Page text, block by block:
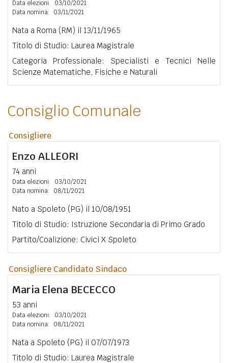
Data elezioni:
03/10/2021
Data nomina:
03/11/2021
Nata a Roma (RM) il 13/11/1965
Titolo di Studio: Laurea Magistrale
Categoria Professionale: Specialisti e Tecnici Nelle
Scienze Matematiche, Fisiche e Naturali
Consiglio Comunale
Consigliere
Enzo ALLEORI
74 anni
Data elezioni:
03/10/2021
Data nomina:
08/11/2021
Nato a Spoleto (PG) il 10/08/1951
Titolo di Studio: Istruzione Secondaria di Primo Grado
Partito/Coalizione: Civici X Spoleto
Consigliere Candidato Sindaco
Maria Elena BECECCO
53 anni
Data elezioni:
03/10/2021
Data nomina:
08/11/2021
Nata a Spoleto (PG) il 07/07/1973
Titolo di Studio: Laurea Magistrale